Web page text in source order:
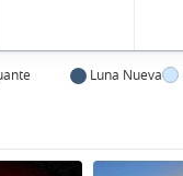
Luna Nueva